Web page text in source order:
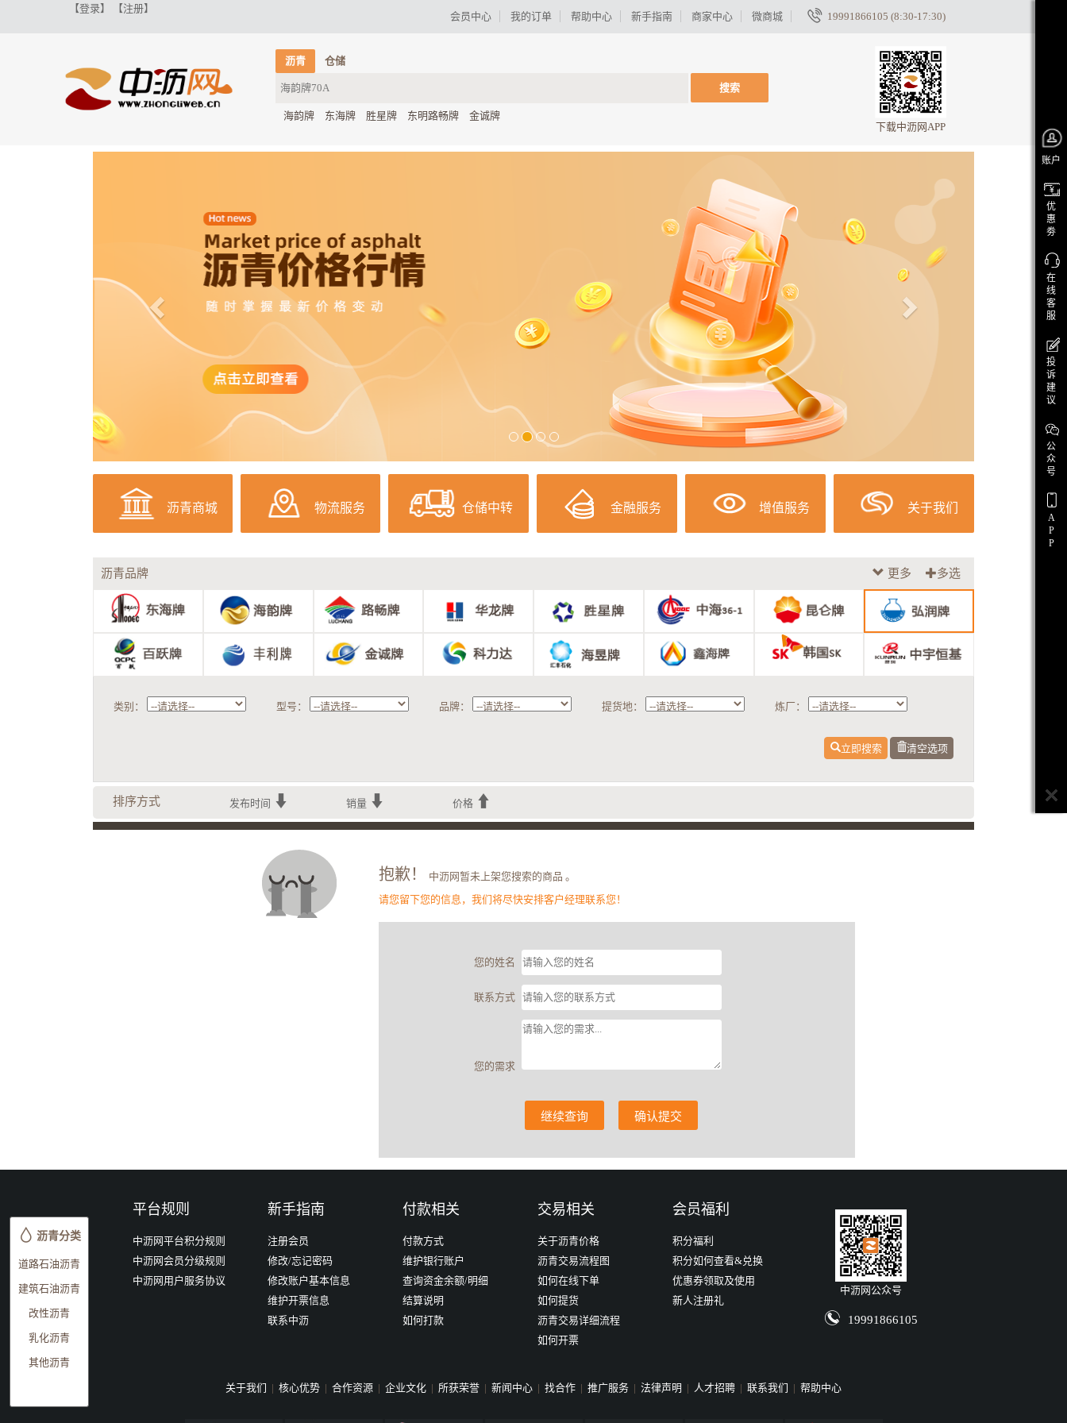
【登录】 【注册】
会员中心 我的订单 帮助中心 新手指南 商家中心 微商城 19991866105 (8:30-17:30)
沥青 仓储
搜索
海韵牌 东海牌 胜星牌 东明路畅牌
金诚牌
下载中沥网APP
沥青商城 物流服务 仓储中转 金融服务 增值服务 关于我们
沥青品牌 更多 多选
类别： 型号： 品牌： 提货地： 炼厂：
立即搜索 清空选项
排序方式 发布时间 销量 价格
抱歉！
中沥网暂未上架您搜索的商品 。
请您留下您的信息，我们将尽快安排客户经理联系您！
您的姓名
联系方式
您的需求
继续查询 确认提交
沥青分类
道路石油沥青
建筑石油沥青
改性沥青
乳化沥青
其他沥青
账户
优
惠
劵
在
线
客
服
投
诉
建
议
公
众
号
A
P
P
平台规则
中沥网平台积分规则
中沥网会员分级规则
中沥网用户服务协议
新手指南
注册会员
修改/忘记密码
修改账户基本信息
维护开票信息
联系中沥
付款相关
付款方式
维护银行账户
查询资金余额/明细
结算说明
如何打款
交易相关
关于沥青价格
沥青交易流程图
如何在线下单
如何提货
沥青交易详细流程
如何开票
会员福利
积分福利
积分如何查看&兑换
优惠券领取及使用
新人注册礼
中沥网公众号
19991866105
关于我们 | 核心优势 | 合作资源 | 企业文化 | 所获荣誉 | 新闻中心 | 找合作 | 推广服务 | 法律声明 | 人才招聘 | 联系我们 | 帮助中心